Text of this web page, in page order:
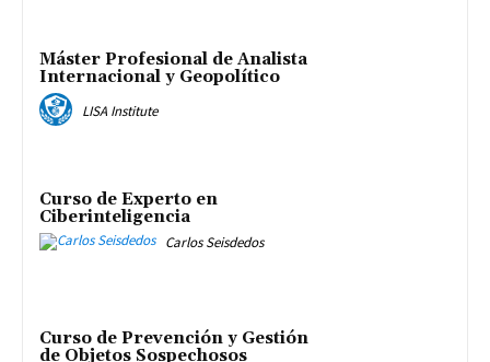
Máster Profesional de Analista
Internacional y Geopolítico
LISA Institute
Curso de Experto en
Ciberinteligencia
Carlos Seisdedos
Curso de Prevención y Gestión
de Objetos Sospechosos